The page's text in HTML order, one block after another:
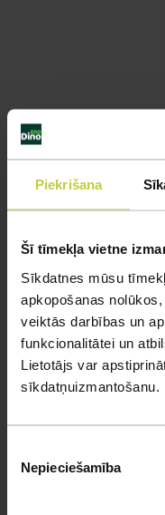
Piekrišana
Šī tīmekļa vietne
Sīkdatnes mūsu
apkopošanas
veiktās darbības un
funkcionalitātei un
Lietotājs var
sīkdatņuizmantošanu.
izvēle
Nepieciešamība